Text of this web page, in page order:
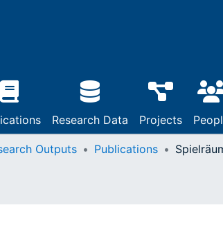
Research Data Projects
Outputs Publications